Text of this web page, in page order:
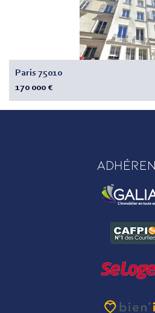
Paris 75010
170 000 €